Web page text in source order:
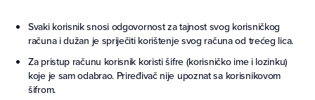
Svaki korisnik snosi odgovornost za tajnost svog korisničkog
računa i dužan je spriječiti korištenje svog računa od trećeg lica.
Za pristup računu korisnik koristi šifre (korisničko ime i lozinku)
koje je sam odabrao. Priređivač nije upoznat sa korisnikovom
šifrom.